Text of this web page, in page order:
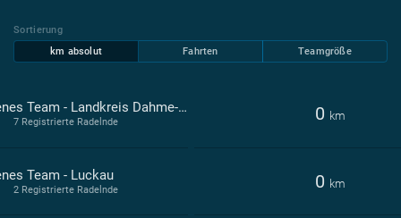
Sortierung
km absolut
Fahrten Teamgröße
Offenes Team - Landkreis Dahme-Spreewald 0 km
7 Registrierte Radelnde
Team - Luckau 0 km
2 Registrierte Radelnde